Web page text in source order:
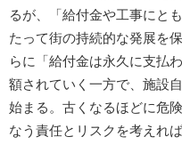
るが、「給付金や工事にと
たって街の持続的な発展を
らに「給付金は永久に支払
額されていく一方で、施設
始まる。古くなるほどに危
なう責任とリスクを考えれ